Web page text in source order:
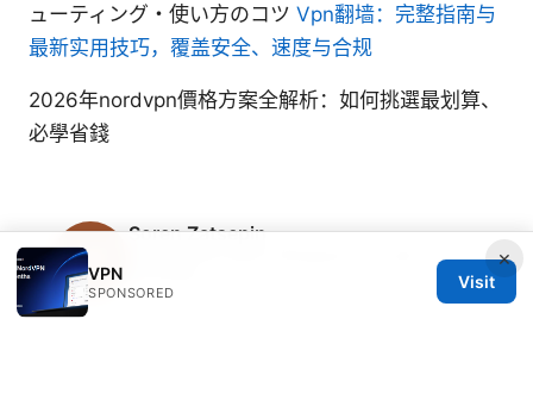
ューティング・使い方のコツ Vpn翻墙：完整指南与
最新实用技巧，覆盖安全、速度与合规
2026年nordvpn價格方案全解析：如何挑選最划算、
必學省錢
Soren Zatsepin
×
VPN
SPONSORED
Visit